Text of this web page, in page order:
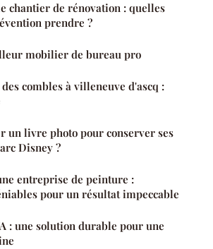
chantier de rénovation : quelles
prendre ?
mobilier de bureau pro
combles à villeneuve d'ascq :
un livre photo pour conserver ses
Disney ?
entreprise de peinture :
pour un résultat impeccable
: une solution durable pour une